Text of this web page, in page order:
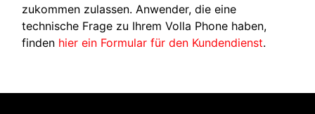
zukommen zulassen. Anwender, die eine
technische Frage zu Ihrem Volla Phone haben,
finden hier ein Formular für den Kundendienst.